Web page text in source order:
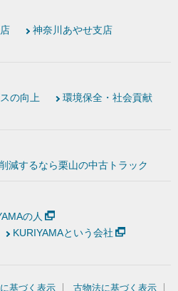
神奈川あやせ支店
の向上
環境保全・社会貢献
減するなら栗山の中古トラック
の人
KURIYAMAという会社
基づく表示 古物法に基づく表示